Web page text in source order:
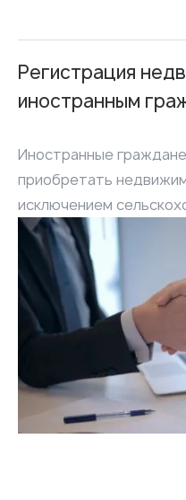
Регистрация
иностранным
Иностранные
приобретать
исключением